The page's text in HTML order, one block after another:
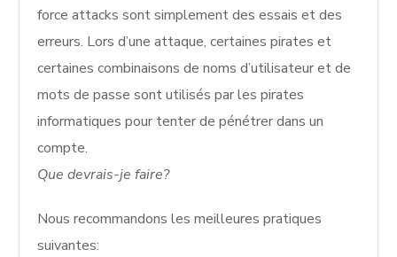
force attacks sont simplement des essais et des
erreurs. Lors d’une attaque, certaines pirates et
certaines combinaisons de noms d’utilisateur et de
mots de passe sont utilisés par les pirates
informatiques pour tenter de pénétrer dans un
compte.
Que devrais-je faire?
Nous recommandons les meilleures pratiques
suivantes: